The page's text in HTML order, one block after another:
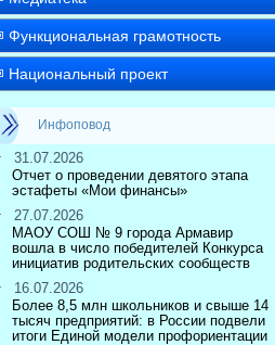
Функциональная грамотность
Национальный проект
Инфоповод
31.07.2026
Отчет о проведении девятого этапа
эстафеты «Мои финансы»
27.07.2026
МАОУ СОШ № 9 города Армавир
вошла в число победителей Конкурса
инициатив родительских сообществ
16.07.2026
Более 8,5 млн школьников и свыше 14
тысяч предприятий: в России подвели
итоги Единой модели профориентации